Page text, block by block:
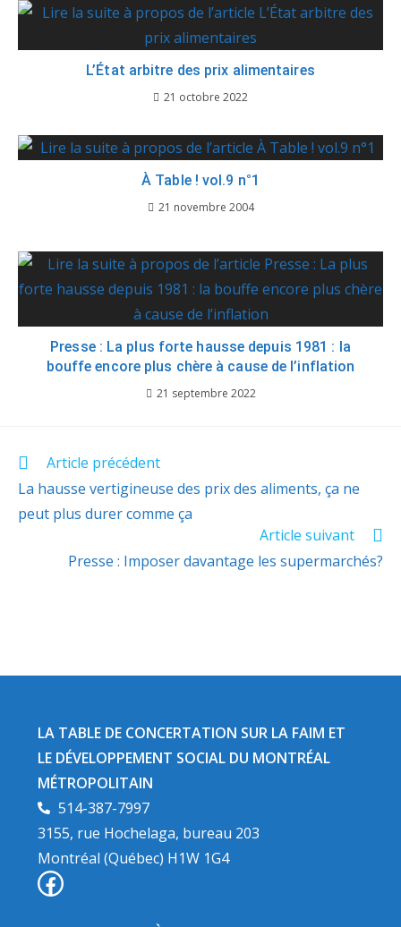
L’État arbitre des prix alimentaires
21 octobre 2022
À Table ! vol.9 n°1
21 novembre 2004
Presse : La plus forte hausse depuis 1981 : la
bouffe encore plus chère à cause de l’inflation
21 septembre 2022
Article précédent
La hausse vertigineuse des prix des aliments, ça ne
peut plus durer comme ça
Article suivant
Presse : Imposer davantage les supermarchés?
LA TABLE DE CONCERTATION SUR LA FAIM ET
LE DÉVELOPPEMENT SOCIAL DU MONTRÉAL
MÉTROPOLITAIN​
514-387-7997
3155, rue Hochelaga, bureau 203
Montréal (Québec) H1W 1G4